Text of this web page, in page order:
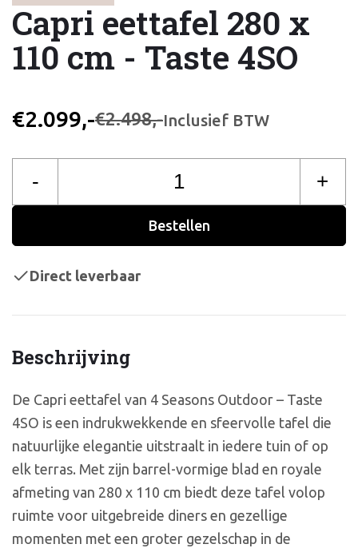
Capri eettafel 280 x
110 cm - Taste 4SO
€2.099,-€2.498,-Inclusief BTW
Beschrijving
De Capri eettafel van 4 Seasons Outdoor – Taste
4SO is een indrukwekkende en sfeervolle tafel die
natuurlijke elegantie uitstraalt in iedere tuin of op
elk terras. Met zijn barrel-vormige blad en royale
afmeting van 280 x 110 cm biedt deze tafel volop
ruimte voor uitgebreide diners en gezellige
momenten met een groter gezelschap in de
- +
Bestellen
Direct leverbaar